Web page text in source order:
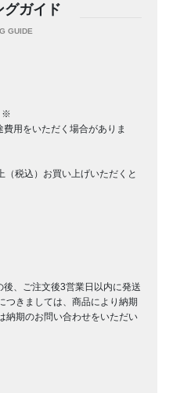
グガイド
※
用をいただく場合がありま
税込）お買い上げいただくと
、ご注文後3営業日以内に発送
つきましては、商品により納期
納期のお問い合わせをいただい